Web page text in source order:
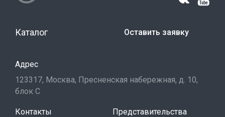
Каталог Оставить заявку
Адрес
123317, Москва, Пресненская набережная, д. 10,
блок С
Контакты Представительства